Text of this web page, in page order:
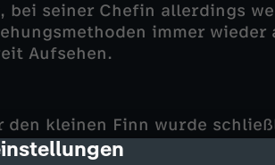
bei seiner Chefin allerdings
immer
Aufsehen.
den kleinen Finn wurde
Er hatte sich allerdings